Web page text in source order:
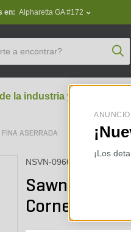
en: Alpharetta GA #172
la industria y
FINA ASERRADA
NSVN-0966
Sawn Thin
Corners
¡Los